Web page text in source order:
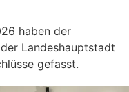
haben der
Landeshauptstadt
gefasst.